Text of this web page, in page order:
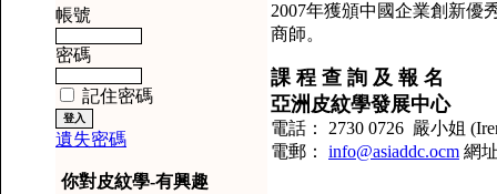
帳號
密碼
記住密碼
遺失密碼
你對皮紋學-有興趣
2007年獲頒中國企業創新優
商師。
課 程 查 詢 及 報 名
亞洲皮紋學發展中心
電話： 2730 0726 嚴小姐
電郵： info@asiaddc.ocm 網